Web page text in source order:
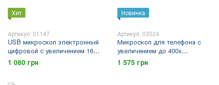
Хит
Артикул: 01147
USB микроскоп электронный
цифровой с увеличением 1600
x FUERS DM-1600, 2 Мп,
подсветка 8 LED
1 080 грн
Новинка
Артикул: 03524
Микроскоп для телефона с
увеличением до 400x
Tinyscope LX400 +
аксессуары, применим для
1 575 грн